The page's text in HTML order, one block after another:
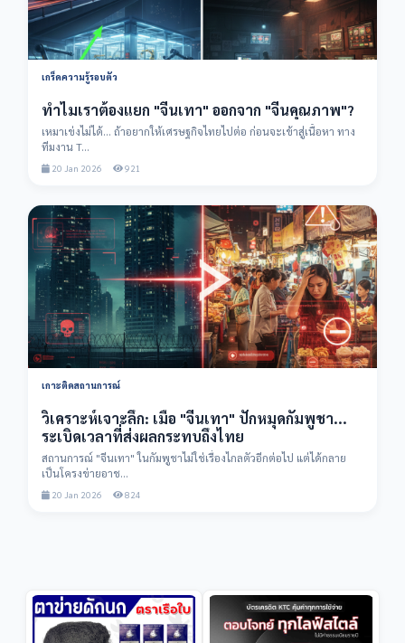
เกร็ดความรู้รอบตัว
ทำไมเราต้องแยก "จีนเทา" ออกจาก "จีนคุณภาพ"?
เหมาเข่งไม่ได้... ถ้าอยากให้เศรษฐกิจไทยไปต่อ ก่อนจะเข้าสู่เนื้อหา ทาง
ทีมงาน T...
20 Jan 2026 921
เกาะติดสถานการณ์
วิเคราะห์เจาะลึก: เมื่อ "จีนเทา" ปักหมุดกัมพูชา...
ระเบิดเวลาที่ส่งผลกระทบถึงไทย
สถานการณ์ "จีนเทา" ในกัมพูชาไม่ใช่เรื่องไกลตัวอีกต่อไป แต่ได้กลาย
เป็นโครงข่ายอาช...
20 Jan 2026 824